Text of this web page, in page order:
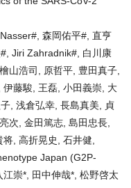
森岡佑平#, 直亨
Jiri Zahradnik#, 白川康
山浩司, 原哲平, 豊田真子,
藤駿, 王磊, 小田義崇, 大
, 浅倉弘幸, 長島真美, 貞
次, 金田篤志, 島田忠長,
, 高折晃史, 石井健,
Japan (G2P-
崇*, 田中伸哉*, 松野啓太